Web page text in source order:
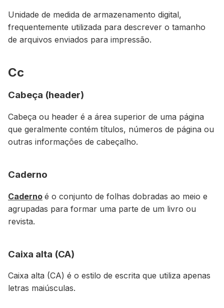
Unidade de medida de armazenamento digital,
frequentemente utilizada para descrever o tamanho
de arquivos enviados para impressão.
Cc
Cabeça (header)
Cabeça ou header é a área superior de uma página
que geralmente contém títulos, números de página ou
outras informações de cabeçalho.
Caderno
Caderno é o conjunto de folhas dobradas ao meio e
agrupadas para formar uma parte de um livro ou
revista.
Caixa alta (CA)
Caixa alta (CA) é o estilo de escrita que utiliza apenas
letras maiúsculas.